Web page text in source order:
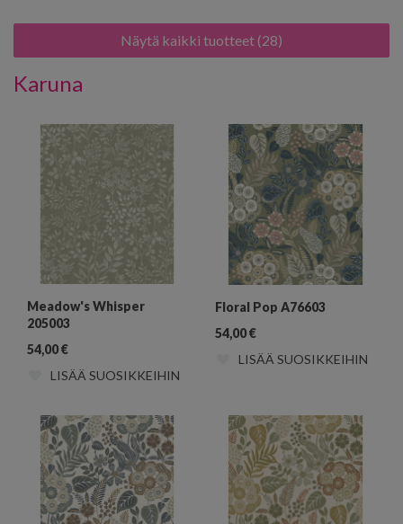
Näytä kaikki tuotteet (28)
Karuna
Meadow's Whisper
205003
54,00€
LISÄÄ SUOSIKKEIHIN
Floral Pop A76603
54,00€
LISÄÄ SUOSIKKEIHIN